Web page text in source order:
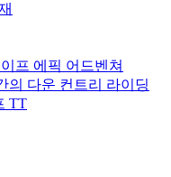
프 에픽 어드벤쳐
의 다운 컨트리 라이딩
TT